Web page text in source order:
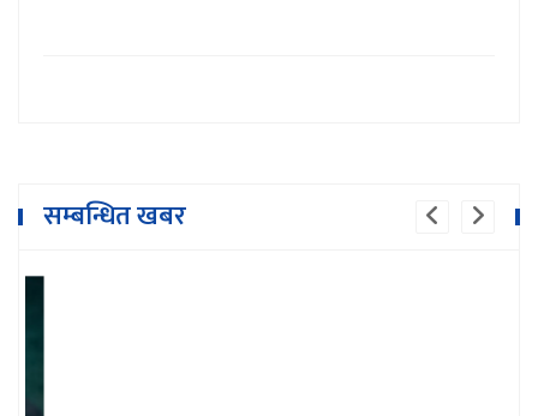
सम्बन्धित खबर